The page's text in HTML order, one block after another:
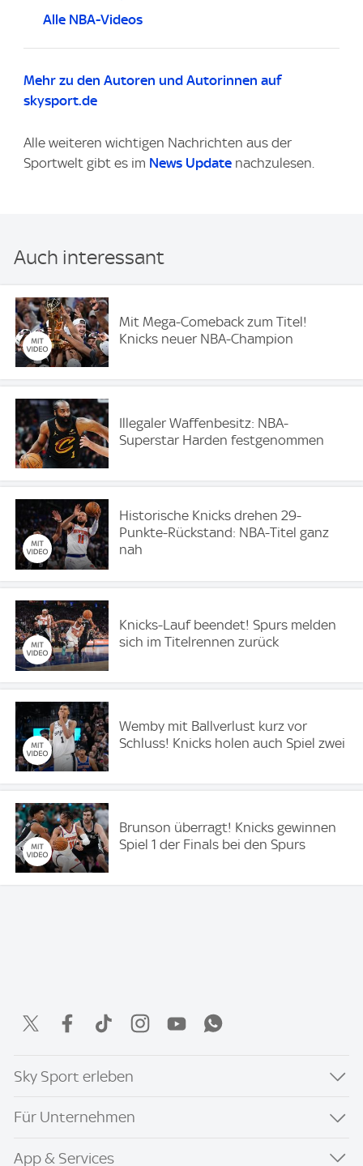
Alle NBA-Videos
Mehr zu den Autoren und Autorinnen auf
skysport.de
Alle weiteren wichtigen Nachrichten aus der
Sportwelt gibt es im News Update nachzulesen.
Auch interessant
Mit Mega-Comeback zum Titel!
Knicks neuer NBA-Champion
Illegaler Waffenbesitz: NBA-
Superstar Harden festgenommen
Historische Knicks drehen 29-
Punkte-Rückstand: NBA-Titel ganz
nah
Knicks-Lauf beendet! Spurs melden
sich im Titelrennen zurück
Wemby mit Ballverlust kurz vor
Schluss! Knicks holen auch Spiel zwei
Brunson überragt! Knicks gewinnen
Spiel 1 der Finals bei den Spurs
Sky Sport erleben
Für Unternehmen
App & Services